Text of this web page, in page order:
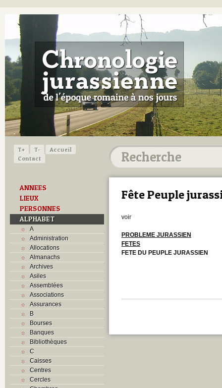
T+ T-
Accueil
Contact
ANNEES
LIEUX
PERSONNES
ALPHABET
A
Administration
Allocations
Almanachs
Archives
Asiles
Assemblées
Associations
Assurances
B
Bourses
Banques
Bibliothèques
C
Caisses
Centres
Cercles
Fête Peuple
voir
PROBLEME JURASSIEN
FETES
FETE DU PEUPLE JURASSIEN